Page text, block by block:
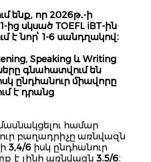
ենք, որ 2026թ․-ի
ից սկսած TOEFL iBT-ին
է նոր՝ 1-6 սանդղակով։
Speaking և Writing
գնահատվում են
ընդհանուր միավորը
է դրանց
համար
բաղադրիչը առնվազն
3,4/6 իսկ ընդհանուր
է լինի առնվազն 3.5/6։